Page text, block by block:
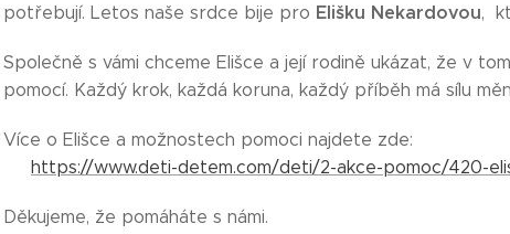
potřebují. Letos naše srdce bije pro Elišku Nekardovou,
Společně s vámi chceme Elišce a její rodině ukázat, že v
pomocí. Každý krok, každá koruna, každý příběh má sílu
Více o Elišce a možnostech pomoci najdete zde:
https://www.deti-detem.com/deti/2-akce-pomoc/420-
Děkujeme, že pomáháte s námi.